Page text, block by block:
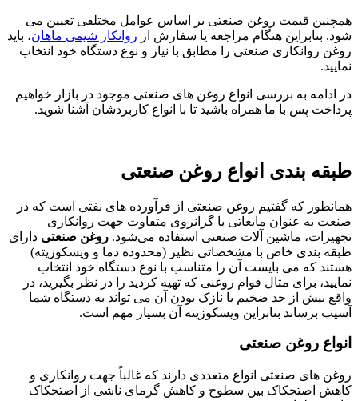
همچنین قیمت روغن صنعتی بر اساس عوامل مختلفی تعیین می
شود. بنابراین هنگام مراجعه یا سفارش از روانکار شیمی ماهان، باید
روغن روانکاری صنعتی را مطابق با نیاز و نوع دستگاه خود انتخاب
نمایید.
در ادامه به بررسی انواع روغن های صنعتی موجود در بازار خواهیم
پرداخت پس با ما همراه باشید تا با انواع کاربردشان آشنا شوید.
طبقه بندی انواع روغن صنعتی
همانطور که گفتیم روغن صنعتی از فرآورده های نفتی است که در
صنعت به عنوان مایعاتی با گرانروی متفاوت جهت روانکاری
تجهیزات، ماشین آلات صنعتی استفاده می‌شود. روغن صنعتی دارای
طبقه بندی خاص با مشخصاتی نظیر (محدوده دما و ویسکوزیته)
هستند که می بایست آن را متناسب با نوع دستگاه خود انتخاب
نمایید، برای مثال قوام روغنی که تهیه کردید را در نظر بگیرید، در
واقع بیش از حد ضخیم یا نازک بودن آن می تواند به دستگاه شما
آسیب برساند بنابراین ویسکوزیته آن بسیار مهم است.
انواع روغن صنعتی
روغن های صنعتی انواع متعددی دارند که غالباً جهت روانکاری و
کاهش اصتحکاک بین سطوح و کاهش گرمای ناشی از اصتحکاک